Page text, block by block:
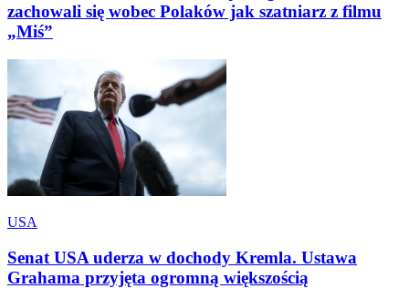
zachowali się wobec Polaków jak szatniarz z filmu
„Miś”
USA
Senat USA uderza w dochody Kremla. Ustawa
Grahama przyjęta ogromną większością